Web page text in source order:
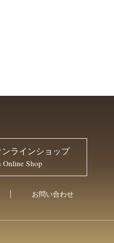
ラインショップ
Online Shop
お問い合わせ